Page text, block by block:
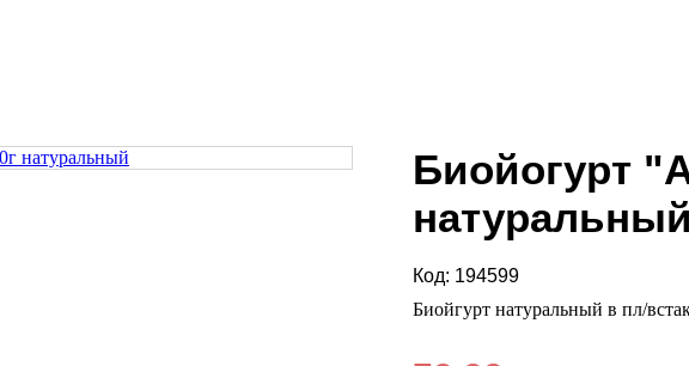
Биойогурт
натуральный
Код: 194599
Биойгурт натуральный в пл/